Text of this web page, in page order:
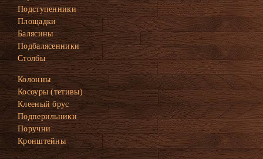
Подступенники
Площадки
Балясины
Подбалясенники
Столбы
Колонны
Косоуры (тетивы)
Клееный брус
Подперильники
Поручни
Кронштейны